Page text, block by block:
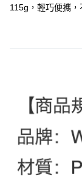
115g，輕巧便攜，
質，堅固耐用，